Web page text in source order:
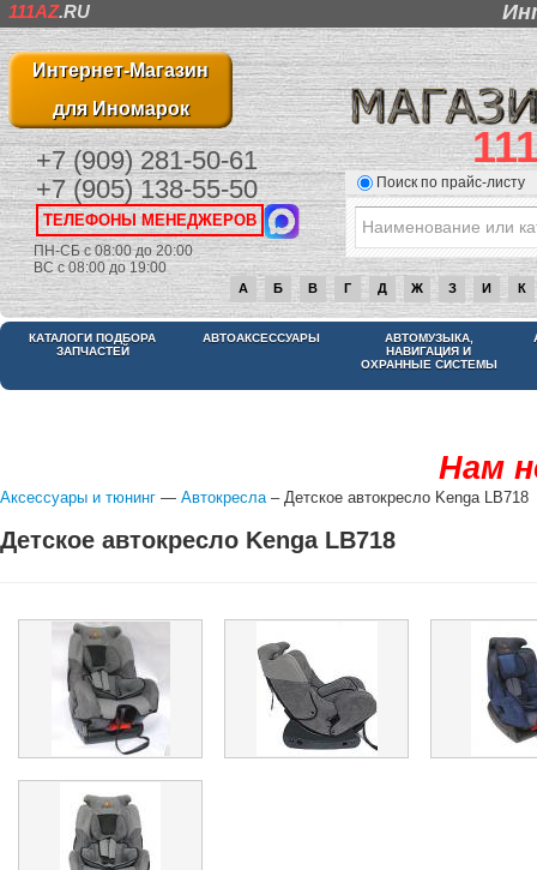
111AZ.RU
Интернет-Магазин
для Иномарок
+7 (909) 281-50-61
+7 (905) 138-55-50
ТЕЛЕФОНЫ МЕНЕДЖЕРОВ
ПН-СБ с 08:00 до 20:00
ВС с 08:00 до 19:00
Поиск по прайс-листу
А Б В Г Д Ж З И К
КАТАЛОГИ ПОДБОРА
ЗАПЧАСТЕЙ
АВТОАКСЕССУАРЫ
АВТОМУЗЫКА,
НАВИГАЦИЯ И
ОХРАННЫЕ СИСТЕМЫ
Нам
Аксессуары и тюнинг — Автокресла– Детское автокресло Kenga LB718
Детское автокресло Kenga LB718